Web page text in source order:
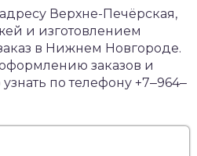
Верхне-Печёрская,
и изготовлением
в Нижнем Новгороде.
заказов и
по телефону +7‒964‒